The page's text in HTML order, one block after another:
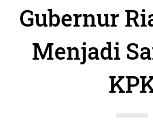
g
r
i
s
Gubernur
Menjadi